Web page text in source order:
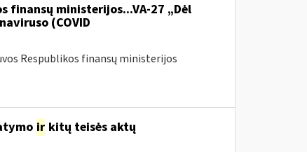
finansų ministerijos...VA-27 „Dėl
(COVID
Respublikos finansų ministerijos
irkitų teisės aktų